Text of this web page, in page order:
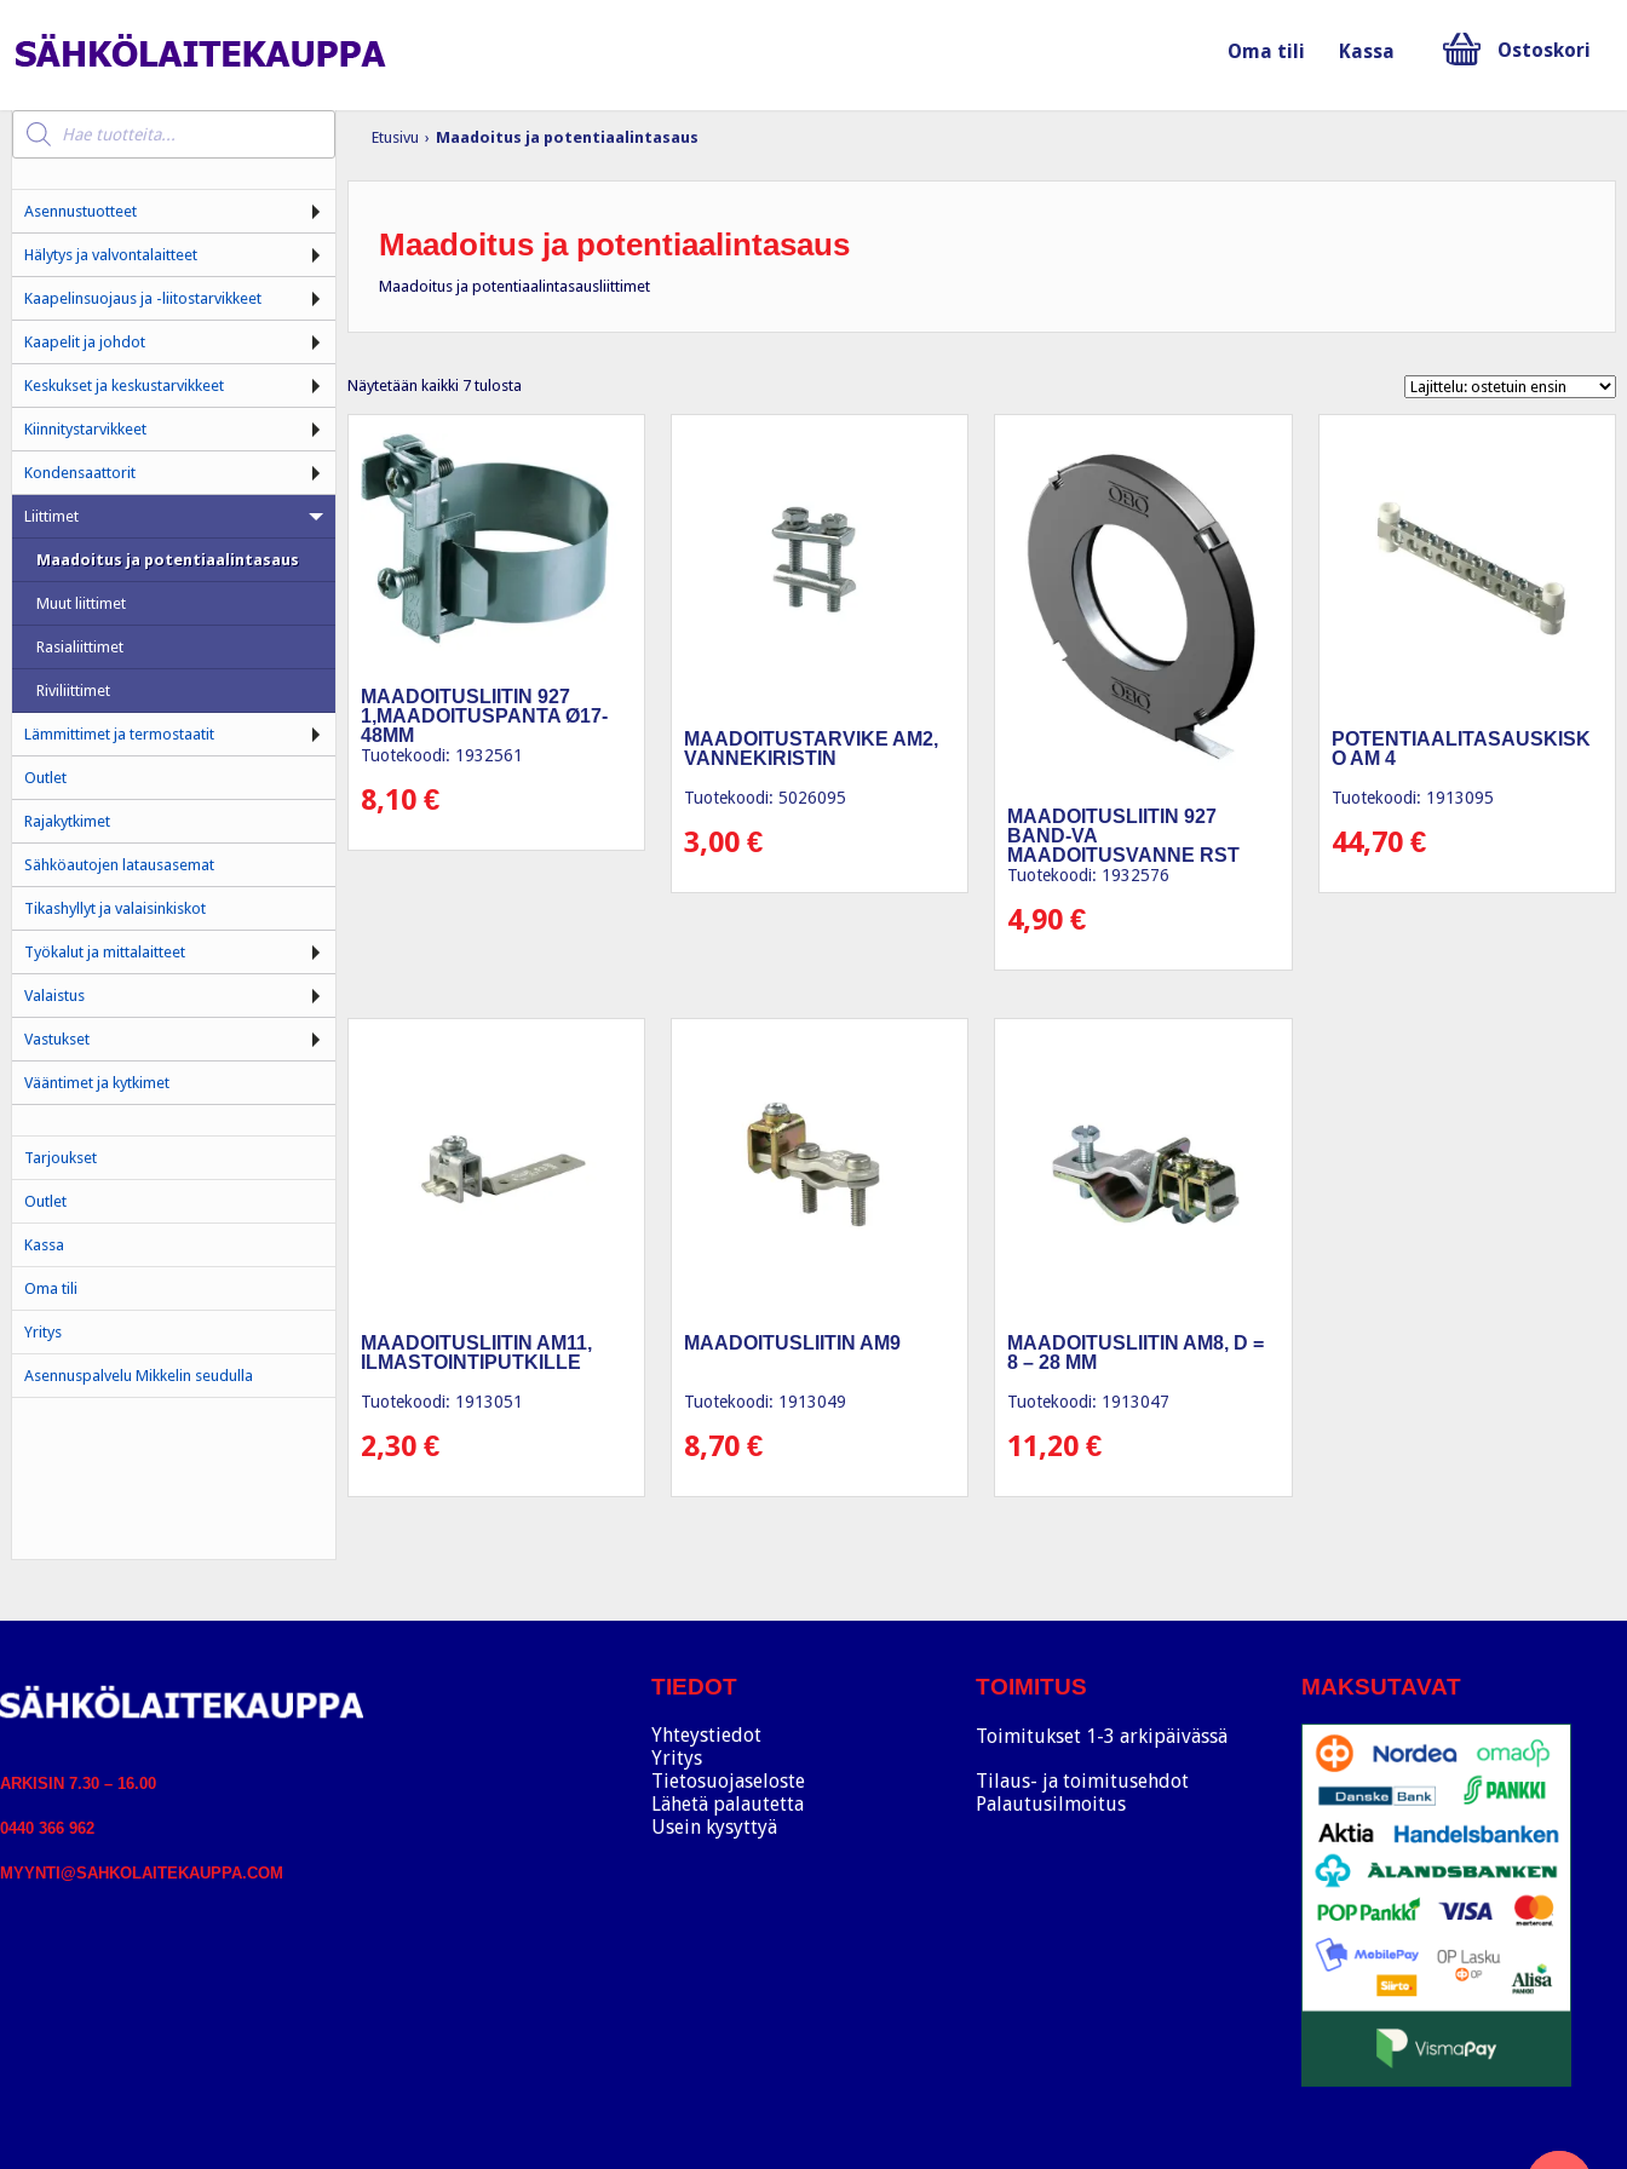
Oma tili Kassa Ostoskori
Etusivu › Maadoitus ja potentiaalintasaus
Maadoitus ja potentiaalintasaus
Maadoitus ja potentiaalintasausliittimet
Näytetään kaikki 7 tulostaSuosituimmat
MAADOITUSLIITIN 927
1,MAADOITUSPANTA Ø17-
48MM
Tuotekoodi: 1932561
8,10 €
MAADOITUSTARVIKE AM2,
VANNEKIRISTIN
Tuotekoodi: 5026095
3,00€
MAADOITUSLIITIN 927
BAND-VA
MAADOITUSVANNE RST
Tuotekoodi: 1932576
4,90€
POTENTIAALITASAUSKISK
O AM 4
Tuotekoodi: 1913095
44,70 €
MAADOITUSLIITIN AM11,
ILMASTOINTIPUTKILLE
Tuotekoodi: 1913051
2,30 €
MAADOITUSLIITIN AM9
Tuotekoodi: 1913049
8,70€
MAADOITUSLIITIN AM8, D =
8 – 28 MM
Tuotekoodi: 1913047
11,20€
Products
search
Asennustuotteet
Hälytys ja valvontalaitteet
Kaapelinsuojaus ja -liitostarvikkeet
Kaapelit ja johdot
Keskukset ja keskustarvikkeet
Kiinnitystarvikkeet
Kondensaattorit
Liittimet
Maadoitus ja potentiaalintasaus
Muut liittimet
Rasialiittimet
Riviliittimet
Lämmittimet ja termostaatit
Outlet
Rajakytkimet
Sähköautojen latausasemat
Tikashyllyt ja valaisinkiskot
Työkalut ja mittalaitteet
Valaistus
Vastukset
Vääntimet ja kytkimet
Tarjoukset
Outlet
Kassa
Oma tili
Yritys
Asennuspalvelu Mikkelin seudulla
ARKISIN 7.30 – 16.00
0440 366 962
MYYNTI@SAHKOLAITEKAUPPA.COM
TIEDOT
Yhteystiedot
Yritys
Tietosuojaseloste
Lähetä palautetta
Usein kysyttyä
TOIMITUS
Toimitukset 1-3 arkipäivässä
Tilaus- ja toimitusehdot
Palautusilmoitus
MAKSUTAVAT